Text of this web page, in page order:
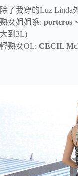
除了我穿的Luz Linda
熟女姐姐系: portcros
大到3L)
輕熟女OL: CECIL